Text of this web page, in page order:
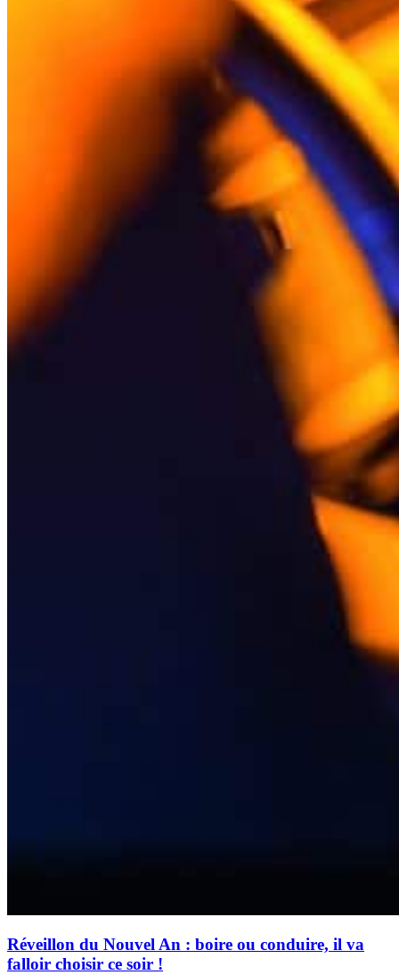
Réveillon du Nouvel An : boire ou conduire, il va
falloir choisir ce soir !